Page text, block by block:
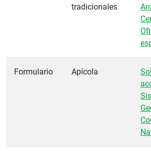
tradicionales
Formulario Apícola